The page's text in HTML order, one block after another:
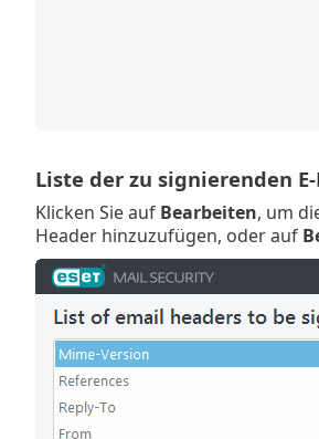
Liste der zu signierenden
Klicken Sie auf Bearbeiten, um
Header hinzuzufügen, oder auf